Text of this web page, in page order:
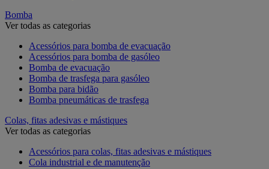
Bomba
Ver todas as categorias
Acessórios para bomba de evacuação
Acessórios para bomba de gasóleo
Bomba de evacuação
Bomba de trasfega para gasóleo
Bomba para bidão
Bomba pneumáticas de trasfega
Colas, fitas adesivas e mástiques
Ver todas as categorias
Acessórios para colas, fitas adesivas e mástiques
Cola industrial e de manutenção